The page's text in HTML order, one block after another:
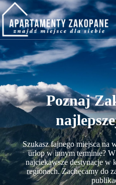
Przejdź
do
treści
Poznaj
Szukasz fajnego miejsca na
urlop w innym terminie?
najciekawsze destynacje w
regionach. Zachęcamy do